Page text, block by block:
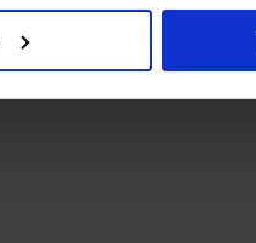
og hvordan du kan